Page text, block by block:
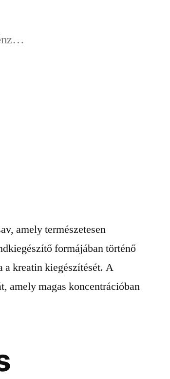
amely természetesen
formájában történő
a kreatin kiegészítését. A
amely magas koncentrációban